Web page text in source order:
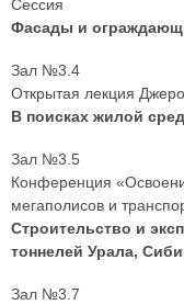
Сессия
Фасады и
Зал №3.4
Открытая лекция
В поисках жилой
Зал №3.5
Конференция
мегаполисов и
Строительство и
тоннелей Урала,
Зал №3.7